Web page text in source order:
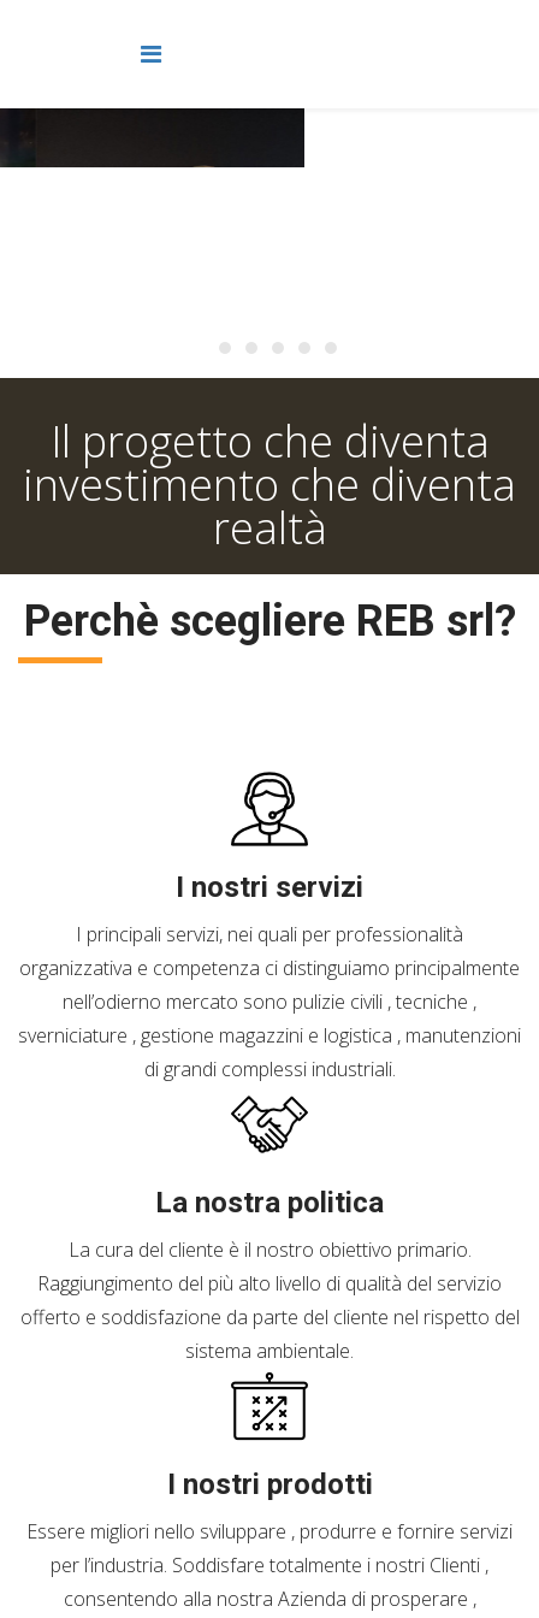
Il progetto che diventa
investimento che diventa
realtà
Perchè scegliere REB srl?
I nostri servizi
I principali servizi, nei quali per professionalità
organizzativa e competenza ci distinguiamo principalmente
nell’odierno mercato sono pulizie civili , tecniche ,
sverniciature , gestione magazzini e logistica , manutenzioni
di grandi complessi industriali.
La nostra politica
La cura del cliente è il nostro obiettivo primario.
Raggiungimento del più alto livello di qualità del servizio
offerto e soddisfazione da parte del cliente nel rispetto del
sistema ambientale.
I nostri prodotti
Essere migliori nello sviluppare , produrre e fornire servizi
per l’industria. Soddisfare totalmente i nostri Clienti ,
consentendo alla nostra Azienda di prosperare ,